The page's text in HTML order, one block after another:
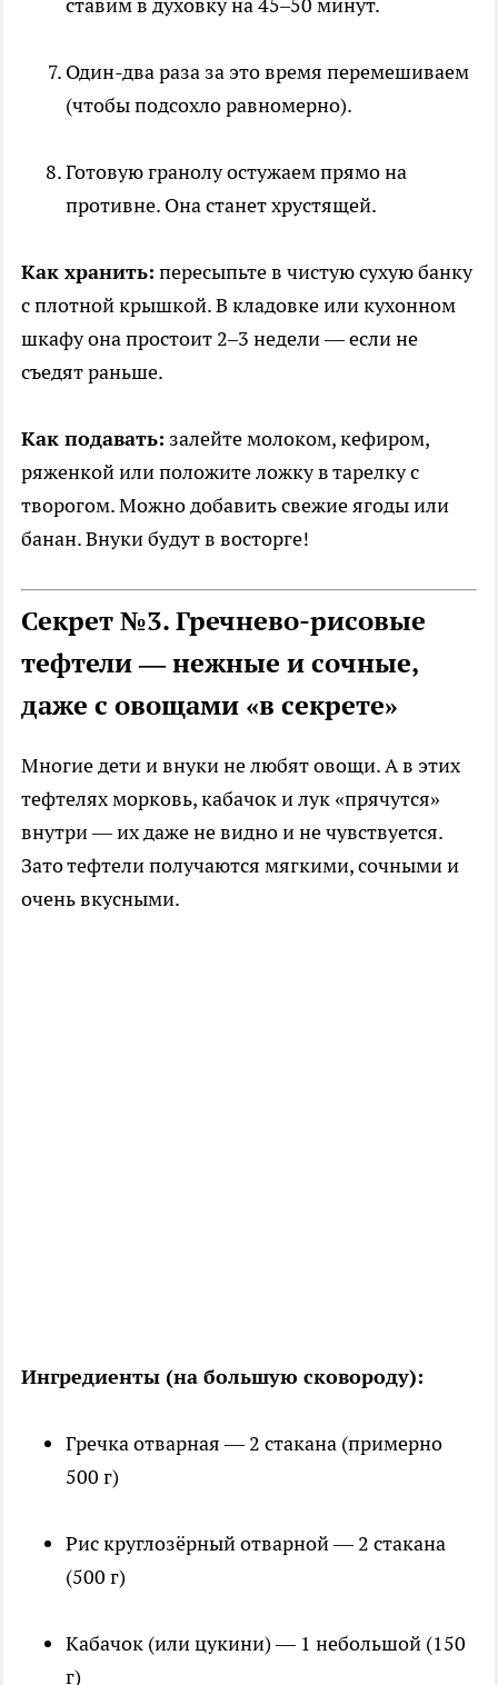
ставим в духовку на 45–50 минут.
Один-два раза за это время перемешиваем
(чтобы подсохло равномерно).
Готовую гранолу остужаем прямо на
противне. Она станет хрустящей.
Как хранить: пересыпьте в чистую сухую банку
с плотной крышкой. В кладовке или кухонном
шкафу она простоит 2–3 недели — если не
съедят раньше.
Как подавать: залейте молоком, кефиром,
ряженкой или положите ложку в тарелку с
творогом. Можно добавить свежие ягоды или
банан. Внуки будут в восторге!
Секрет №3. Гречнево-рисовые
тефтели — нежные и сочные,
даже с овощами «в секрете»
Многие дети и внуки не любят овощи. А в этих
тефтелях морковь, кабачок и лук «прячутся»
внутри — их даже не видно и не чувствуется.
Зато тефтели получаются мягкими, сочными и
очень вкусными.
Ингредиенты (на большую сковороду):
Гречка отварная — 2 стакана (примерно
500 г)
Рис круглозёрный отварной — 2 стакана
(500 г)
Кабачок (или цукини) — 1 небольшой (150
г)